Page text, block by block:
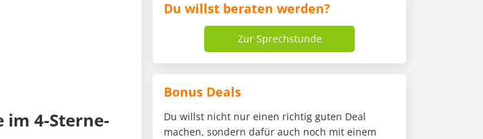
im 4-Sterne-
Du willst beraten werden?
Zur Sprechstunde
Bonus Deals
Du willst nicht nur einen richtig guten Deal
machen, sondern dafür auch noch mit einem